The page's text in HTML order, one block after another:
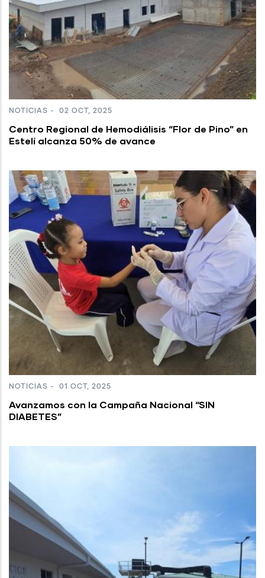
NOTICIAS - 02 OCT, 2025
Centro Regional de Hemodiálisis “Flor de Pino” en
Estelí alcanza 50% de avance
NOTICIAS - 01 OCT, 2025
Avanzamos con la Campaña Nacional “SIN
DIABETES”